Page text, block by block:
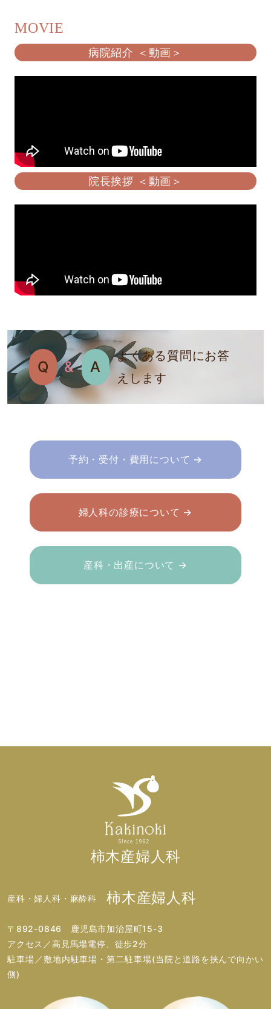
MOVIE
病院紹介 ＜動画＞
院長挨拶 ＜動画＞
Q & A
よくある質問にお答
えします
予約・受付・費用について →
婦人科の診療について →
産科・出産について →
柿木産婦人科
産科・婦人科・麻酔科 柿木産婦人科
〒892-0846 鹿児島市加治屋町15-3
アクセス／高見馬場電停、徒歩2分
駐車場／敷地内駐車場・第二駐車場(当院と道路を挟んで向かい
側)